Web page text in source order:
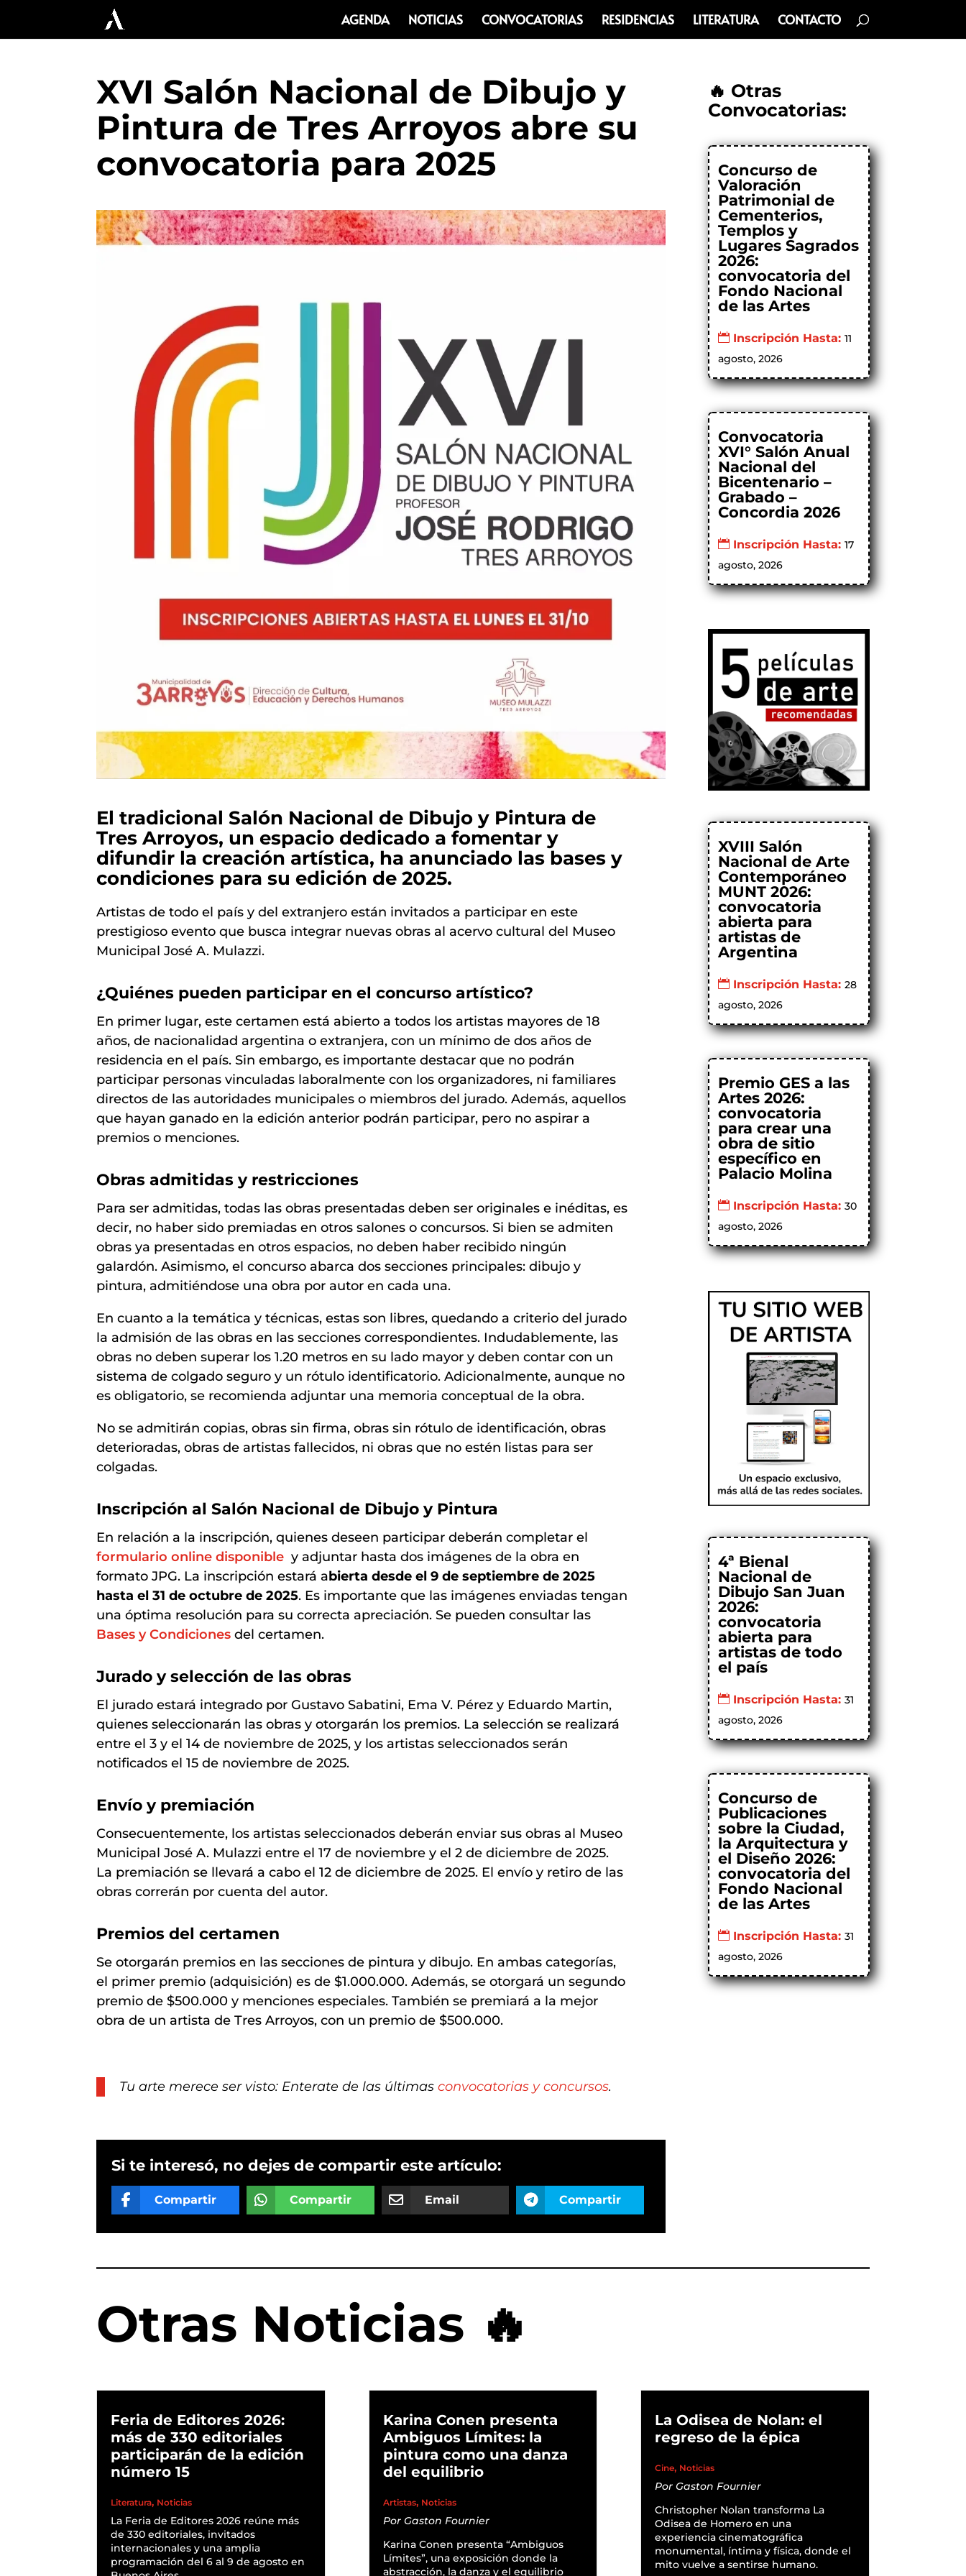
AGENDA NOTICIAS CONVOCATORIAS RESIDENCIAS LITERATURA CONTACTO
XVI Salón Nacional de Dibujo y
Pintura de Tres Arroyos abre su
convocatoria para 2025
El tradicional Salón Nacional de Dibujo y Pintura de
Tres Arroyos, un espacio dedicado a fomentar y
difundir la creación artística, ha anunciado las bases y
condiciones para su edición de 2025.
Artistas de todo el país y del extranjero están invitados a participar en este
prestigioso evento que busca integrar nuevas obras al acervo cultural del Museo
Municipal José A. Mulazzi.
¿Quiénes pueden participar en el concurso artístico?
En primer lugar, este certamen está abierto a todos los artistas mayores de 18
años, de nacionalidad argentina o extranjera, con un mínimo de dos años de
residencia en el país. Sin embargo, es importante destacar que no podrán
participar personas vinculadas laboralmente con los organizadores, ni familiares
directos de las autoridades municipales o miembros del jurado. Además, aquellos
que hayan ganado en la edición anterior podrán participar, pero no aspirar a
premios o menciones.
Obras admitidas y restricciones
Para ser admitidas, todas las obras presentadas deben ser originales e inéditas, es
decir, no haber sido premiadas en otros salones o concursos. Si bien se admiten
obras ya presentadas en otros espacios, no deben haber recibido ningún
galardón. Asimismo, el concurso abarca dos secciones principales: dibujo y
pintura, admitiéndose una obra por autor en cada una.
En cuanto a la temática y técnicas, estas son libres, quedando a criterio del jurado
la admisión de las obras en las secciones correspondientes. Indudablemente, las
obras no deben superar los 1.20 metros en su lado mayor y deben contar con un
sistema de colgado seguro y un rótulo identificatorio. Adicionalmente, aunque no
es obligatorio, se recomienda adjuntar una memoria conceptual de la obra.
No se admitirán copias, obras sin firma, obras sin rótulo de identificación, obras
deterioradas, obras de artistas fallecidos, ni obras que no estén listas para ser
colgadas.
Inscripción al Salón Nacional de Dibujo y Pintura
En relación a la inscripción, quienes deseen participar deberán completar el
formulario online disponible y adjuntar hasta dos imágenes de la obra en
formato JPG. La inscripción estará abierta desde el 9 de septiembre de 2025
hasta el 31 de octubre de 2025. Es importante que las imágenes enviadas tengan
una óptima resolución para su correcta apreciación. Se pueden consultar las
Bases y Condiciones del certamen.
Jurado y selección de las obras
El jurado estará integrado por Gustavo Sabatini, Ema V. Pérez y Eduardo Martin,
quienes seleccionarán las obras y otorgarán los premios. La selección se realizará
entre el 3 y el 14 de noviembre de 2025, y los artistas seleccionados serán
notificados el 15 de noviembre de 2025.
Envío y premiación
Consecuentemente, los artistas seleccionados deberán enviar sus obras al Museo
Municipal José A. Mulazzi entre el 17 de noviembre y el 2 de diciembre de 2025.
La premiación se llevará a cabo el 12 de diciembre de 2025. El envío y retiro de las
obras correrán por cuenta del autor.
Premios del certamen
Se otorgarán premios en las secciones de pintura y dibujo. En ambas categorías,
el primer premio (adquisición) es de $1.000.000. Además, se otorgará un segundo
premio de $500.000 y menciones especiales. También se premiará a la mejor
obra de un artista de Tres Arroyos, con un premio de $500.000.
Tu arte merece ser visto: Enterate de las últimasconvocatorias y concursos.
Si te interesó, no dejes de compartir este artículo:
Compartir Compartir Email Compartir
🔥 Otras
Convocatorias:
Concurso de
Valoración
Patrimonial de
Cementerios,
Templos y
Lugares Sagrados
2026:
convocatoria del
Fondo Nacional
de las Artes
Inscripción Hasta:11
agosto, 2026
Convocatoria
XVI° Salón Anual
Nacional del
Bicentenario –
Grabado –
Concordia 2026
Inscripción Hasta:17
agosto, 2026
XVIII Salón
Nacional de Arte
Contemporáneo
MUNT 2026:
convocatoria
abierta para
artistas de
Argentina
Inscripción Hasta:28
agosto, 2026
Premio GES a las
Artes 2026:
convocatoria
para crear una
obra de sitio
específico en
Palacio Molina
Inscripción Hasta:30
agosto, 2026
4ª Bienal
Nacional de
Dibujo San Juan
2026:
convocatoria
abierta para
artistas de todo
el país
Inscripción Hasta:31
agosto, 2026
Concurso de
Publicaciones
sobre la Ciudad,
la Arquitectura y
el Diseño 2026:
convocatoria del
Fondo Nacional
de las Artes
Inscripción Hasta:31
agosto, 2026
Otras Noticias 🔥
Feria de Editores 2026:
más de 330 editoriales
participarán de la edición
número 15
Literatura, Noticias
La Feria de Editores 2026 reúne más
de 330 editoriales, invitados
internacionales y una amplia
programación del 6 al 9 de agosto en
Karina Conen presenta
Ambiguos Límites: la
pintura como una danza
del equilibrio
Artistas, Noticias
Por Gaston Fournier
Karina Conen presenta “Ambiguos
Límites”, una exposición donde la
abstracción, la danza y el equilibrio
La Odisea de Nolan: el
regreso de la épica
Cine, Noticias
Por Gaston Fournier
Christopher Nolan transforma La
Odisea de Homero en una
experiencia cinematográfica
monumental, íntima y física, donde el
mito vuelve a sentirse humano.